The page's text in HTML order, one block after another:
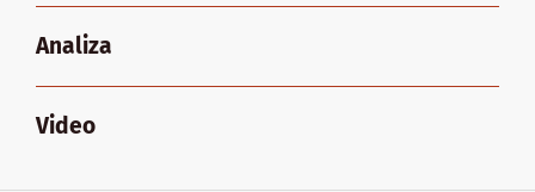
Analiza
Video